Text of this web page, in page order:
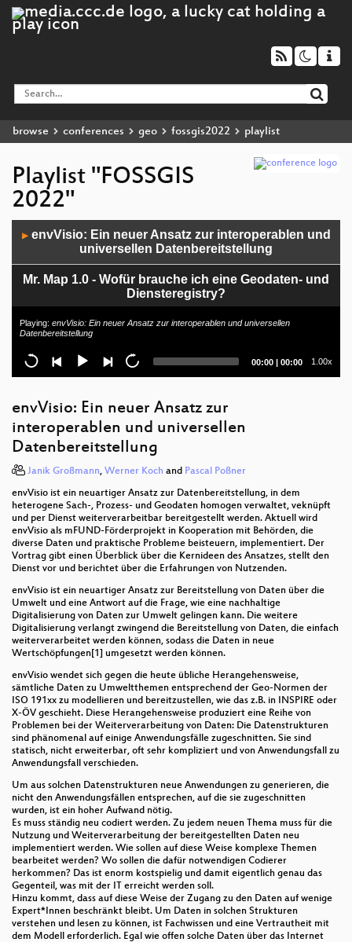
browse conferences geo fossgis2022 playlist
Playlist "FOSSGIS
2022"
Player
▶envVisio: Ein neuer Ansatz zur interoperablen und
universellen Datenbereitstellung
Mr. Map 1.0 - Wofür brauche ich eine Geodaten- und
Diensteregistry?
Robust, flexibel und skalierbar: Ein praktischer
Einstieg in SHOGun als Basis von WebGIS-
Data meets Style - GeoServer und GeoStyler im
Zusammenspiel
FOSSGIS-Jeopardy
OpenGeoResearch - Eine partizipative Plattform für
wissenschaftliche raumbezogene Fragestellungen
InGridEditor – Next Generation: Ein neues Open
Source-Werkzeug (nicht nur) zur Erfassung von
INSPIRE-konformen Metadaten
Neues @vcmap/core
Drucken von Mapbox Vector Tiles mit Hilfe von
@geoblocks/print
Ausschreibung und Umsetzung von Open Source
Software im öffentlichen Dienst
Aktuelles aus dem OSGeo-Projekt deegree
Neues vom MapServer (8.0)
geOrchestra als Unternehmens-GDI
WebGIS aus dem Katalog, aber nicht von der Stange
GeoNetwork UI: Eine andere Sicht auf die
(Meta-)Daten
Open Source und agile Software-Entwicklung in der
Telekom
Wie kommen öffentliche Ausschreibungsverfahren
Playing: envVisio: Ein neuer Ansatz zur interoperablen und universellen
Datenbereitstellung
Current
00:00 | Total
00:00 1.00x
envVisio: Ein neuer Ansatz zur
interoperablen und universellen
Datenbereitstellung
Janik Großmann, Werner Koch and Pascal Poßner
envVisio ist ein neuartiger Ansatz zur Datenbereitstellung, in dem
heterogene Sach-, Prozess- und Geodaten homogen verwaltet, veknüpft
und per Dienst weiterverarbeitbar bereitgestellt werden. Aktuell wird
envVisio als mFUND-Förderprojekt in Kooperation mit Behörden, die
diverse Daten und praktische Probleme beisteuern, implementiert. Der
Vortrag gibt einen Überblick über die Kernideen des Ansatzes, stellt den
Dienst vor und berichtet über die Erfahrungen von Nutzenden.
envVisio ist ein neuartiger Ansatz zur Bereitstellung von Daten über die
Umwelt und eine Antwort auf die Frage, wie eine nachhaltige
Digitalisierung von Daten zur Umwelt gelingen kann. Die weitere
Digitalisierung verlangt zwingend die Bereitstellung von Daten, die einfach
weiterverarbeitet werden können, sodass die Daten in neue
Wertschöpfungen[1] umgesetzt werden können.
envVisio wendet sich gegen die heute übliche Herangehensweise,
sämtliche Daten zu Umweltthemen entsprechend der Geo-Normen der
ISO 191xx zu modellieren und bereitzustellen, wie das z.B. in INSPIRE oder
X-ÖV geschieht. Diese Herangehensweise produziert eine Reihe von
Problemen bei der Weiterverarbeitung von Daten: Die Datenstrukturen
sind phänomenal auf einige Anwendungsfälle zugeschnitten. Sie sind
statisch, nicht erweiterbar, oft sehr kompliziert und von Anwendungsfall zu
Anwendungsfall verschieden.
Um aus solchen Datenstrukturen neue Anwendungen zu generieren, die
nicht den Anwendungsfällen entsprechen, auf die sie zugeschnitten
wurden, ist ein hoher Aufwand nötig.
Es muss ständig neu codiert werden. Zu jedem neuen Thema muss für die
Nutzung und Weiterverarbeitung der bereitgestellten Daten neu
implementiert werden. Wie sollen auf diese Weise komplexe Themen
bearbeitet werden? Wo sollen die dafür notwendigen Codierer
herkommen? Das ist enorm kostspielig und damit eigentlich genau das
Gegenteil, was mit der IT erreicht werden soll.
Hinzu kommt, dass auf diese Weise der Zugang zu den Daten auf wenige
Expert*Innen beschränkt bleibt. Um Daten in solchen Strukturen
verstehen und lesen zu können, ist Fachwissen und eine Vertrautheit mit
dem Modell erforderlich. Egal wie offen solche Daten über das Internet